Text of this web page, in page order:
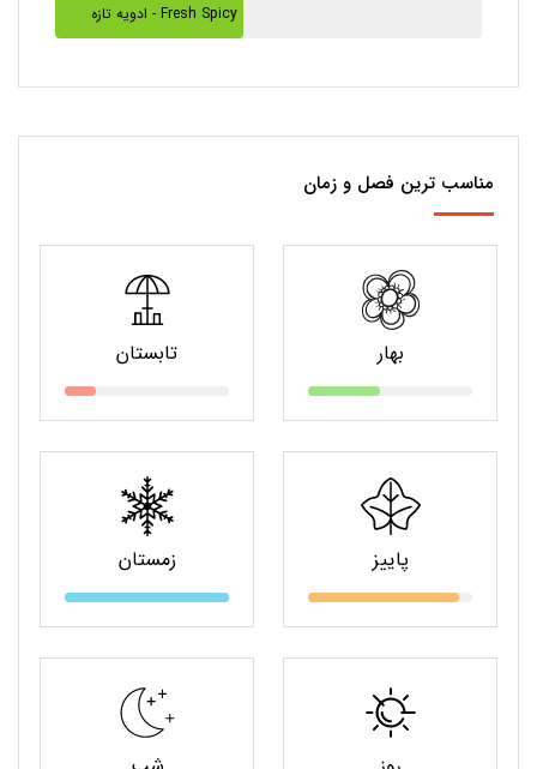
ادویه تازه - Fresh Spicy
مناسب ترین فصل و زمان
بهار تابستان
پاییز زمستان